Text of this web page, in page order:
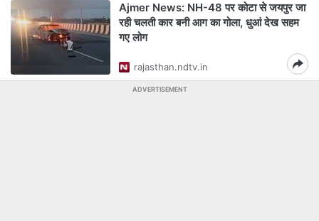
Ajmer News: NH-48 पर कोटा से जयपुर जा
रही चलती कार बनी आग का गोला, धुआं देख सहम
गए लोग
rajasthan.ndtv.in
ADVERTISEMENT